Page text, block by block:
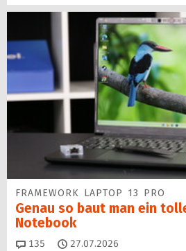
FRAMEWORK LAPTOP 13 PRO
Genau so baut man ein
Notebook
135 Kommentare
27.07.2026